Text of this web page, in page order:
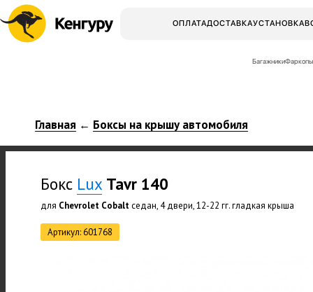
ОПЛАТАДОСТАВКАУСТАНОВКА
БагажникиФаркопы
Главная ← Боксы на крышу автомобиля
Бокс Lux Tavr 140
для Chevrolet Cobaltседан, 4 двери, 12-22 гг. гладкая крыша
Артикул: 601768